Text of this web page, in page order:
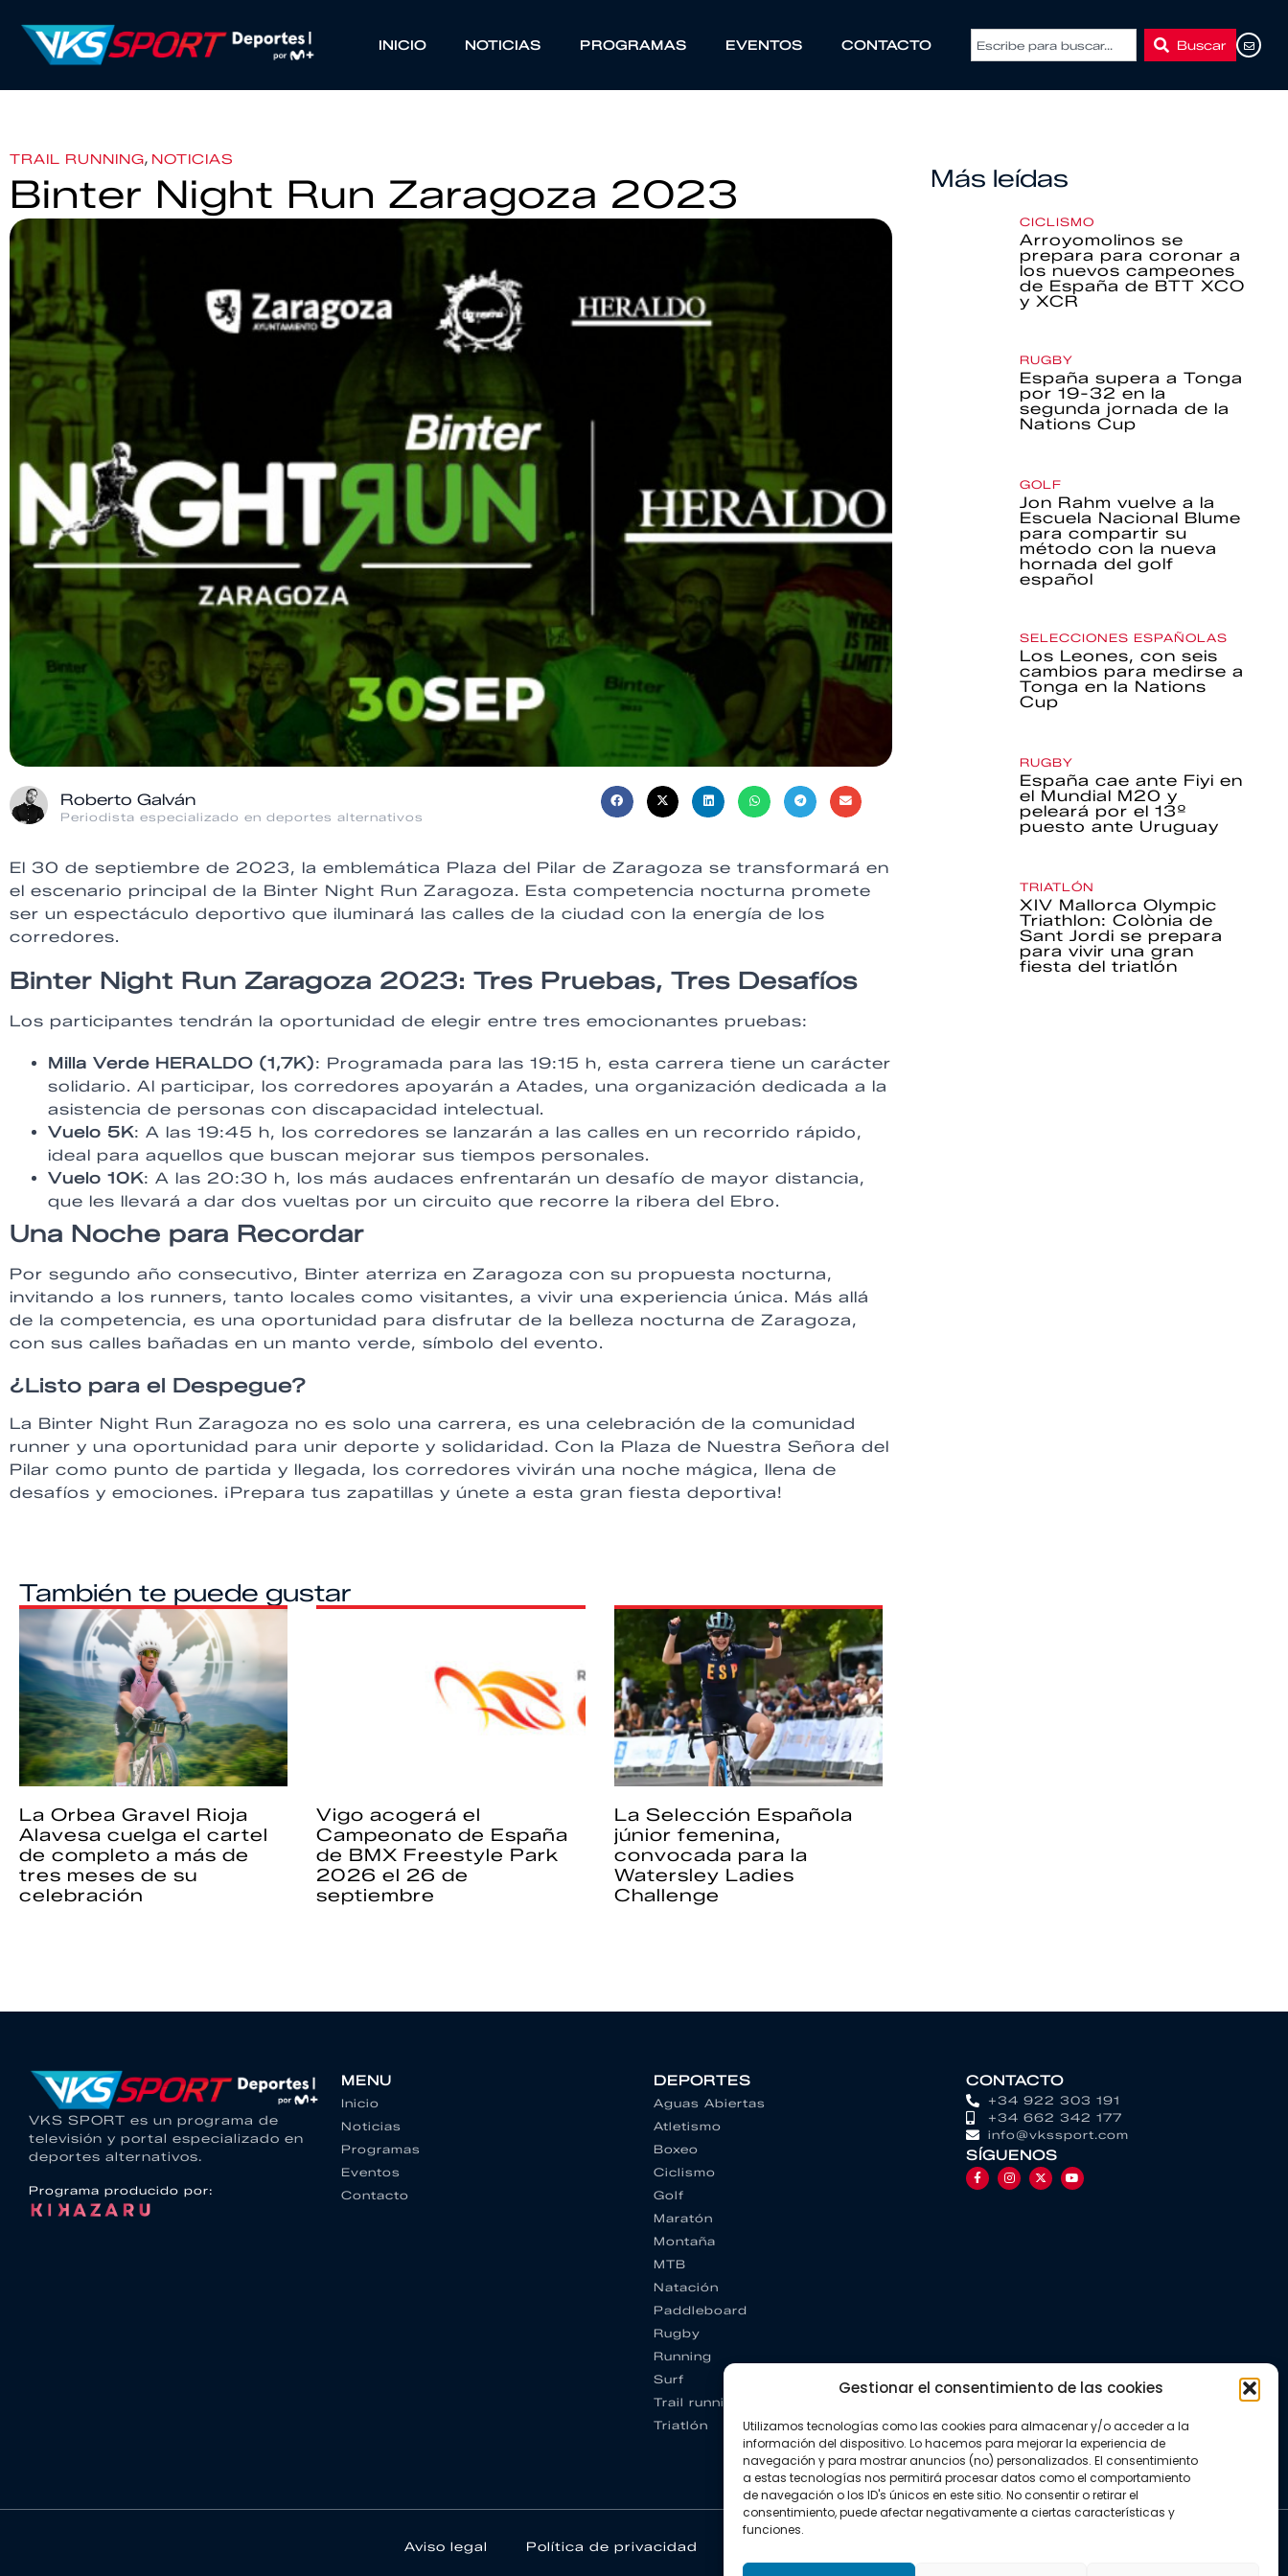
Gestionar el consentimiento de las cookies
Utilizamos tecnologías como las cookies para almacenar y/o acceder a la
información del dispositivo. Lo hacemos para mejorar la experiencia de
navegación y para mostrar anuncios (no) personalizados. El consentimiento
a estas tecnologías nos permitirá procesar datos como el comportamiento
de navegación o los ID's únicos en este sitio. No consentir o retirar el
consentimiento, puede afectar negativamente a ciertas características y
funciones.
INICIO NOTICIAS PROGRAMAS EVENTOS CONTACTO Buscar
TRAIL RUNNING, NOTICIAS
Binter Night Run Zaragoza 2023
Roberto Galván
Periodista especializado en deportes alternativos
El 30 de septiembre de 2023, la emblemática Plaza del Pilar de Zaragoza se transformará en
el escenario principal de la Binter Night Run Zaragoza. Esta competencia nocturna promete
ser un espectáculo deportivo que iluminará las calles de la ciudad con la energía de los
corredores.
Binter Night Run Zaragoza 2023: Tres Pruebas, Tres Desafíos
Los participantes tendrán la oportunidad de elegir entre tres emocionantes pruebas:
Milla Verde HERALDO (1,7K): Programada para las 19:15 h, esta carrera tiene un carácter
solidario. Al participar, los corredores apoyarán a Atades, una organización dedicada a la
asistencia de personas con discapacidad intelectual.
Vuelo 5K: A las 19:45 h, los corredores se lanzarán a las calles en un recorrido rápido,
ideal para aquellos que buscan mejorar sus tiempos personales.
Vuelo 10K: A las 20:30 h, los más audaces enfrentarán un desafío de mayor distancia,
que les llevará a dar dos vueltas por un circuito que recorre la ribera del Ebro.
Una Noche para Recordar
Por segundo año consecutivo, Binter aterriza en Zaragoza con su propuesta nocturna,
invitando a los runners, tanto locales como visitantes, a vivir una experiencia única. Más allá
de la competencia, es una oportunidad para disfrutar de la belleza nocturna de Zaragoza,
con sus calles bañadas en un manto verde, símbolo del evento.
¿Listo para el Despegue?
La Binter Night Run Zaragoza no es solo una carrera, es una celebración de la comunidad
runner y una oportunidad para unir deporte y solidaridad. Con la Plaza de Nuestra Señora del
Pilar como punto de partida y llegada, los corredores vivirán una noche mágica, llena de
desafíos y emociones. ¡Prepara tus zapatillas y únete a esta gran fiesta deportiva!
También te puede gustar
La Orbea Gravel Rioja
Alavesa cuelga el cartel
de completo a más de
tres meses de su
celebración
Vigo acogerá el
Campeonato de España
de BMX Freestyle Park
2026 el 26 de
septiembre
La Selección Española
júnior femenina,
convocada para la
Watersley Ladies
Challenge
Más leídas
CICLISMO
Arroyomolinos se
prepara para coronar a
los nuevos campeones
de España de BTT XCO
y XCR
RUGBY
España supera a Tonga
por 19-32 en la
segunda jornada de la
Nations Cup
GOLF
Jon Rahm vuelve a la
Escuela Nacional Blume
para compartir su
método con la nueva
hornada del golf
español
SELECCIONES ESPAÑOLAS
Los Leones, con seis
cambios para medirse a
Tonga en la Nations
Cup
RUGBY
España cae ante Fiyi en
el Mundial M20 y
peleará por el 13º
puesto ante Uruguay
TRIATLÓN
XIV Mallorca Olympic
Triathlon: Colònia de
Sant Jordi se prepara
para vivir una gran
fiesta del triatlón
VKS SPORT es un programa de
televisión y portal especializado en
deportes alternativos.
Programa producido por:
MENU
Inicio
Noticias
Programas
Eventos
Contacto
DEPORTES
Aguas Abiertas
Atletismo
Boxeo
Ciclismo
Golf
Maratón
Montaña
MTB
Natación
Paddleboard
Rugby
Running
Surf
Trail running
Triatlón
CONTACTO
+34 922 303 191
+34 662 342 177
info@vkssport.com
SÍGUENOS
Aviso legal Política de privacidad